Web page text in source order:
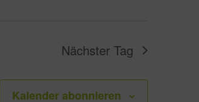
Nächster Tag
Kalender abonnieren